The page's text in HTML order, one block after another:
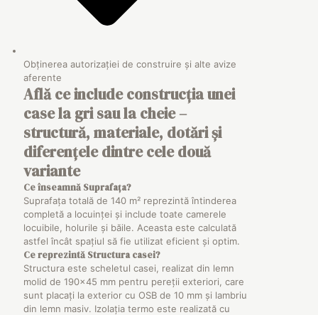
Obținerea autorizației de construire și alte avize
aferente
Află ce include construcția unei
case la gri sau la cheie –
structură, materiale, dotări și
diferențele dintre cele două
variante
Ce înseamnă Suprafața?
Suprafața totală de 140 m² reprezintă întinderea
completă a locuinței și include toate camerele
locuibile, holurile și băile. Aceasta este calculată
astfel încât spațiul să fie utilizat eficient și optim.
Ce reprezintă Structura casei?
Structura este scheletul casei, realizat din lemn
molid de 190×45 mm pentru pereții exteriori, care
sunt placați la exterior cu OSB de 10 mm și lambriu
din lemn masiv. Izolația termo este realizată cu